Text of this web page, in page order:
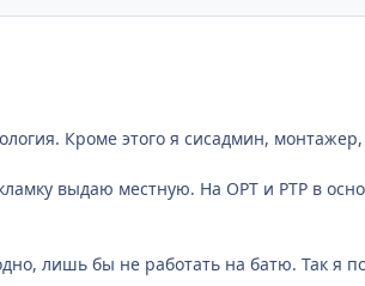
Кроме этого я сисадмин,
выдаю местную. На ОРТ и РТР в
лишь бы не работать на батю. Так я